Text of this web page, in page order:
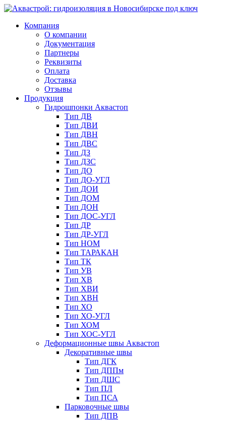
Компания
О компании
Документация
Партнеры
Реквизиты
Оплата
Доставка
Отзывы
Продукция
Гидрошпонки Аквастоп
Тип ДВ
Тип ДВИ
Тип ДВН
Тип ДВС
Тип ДЗ
Тип ДЗС
Тип ДО
Тип ДО-УГЛ
Тип ДОИ
Тип ДОМ
Тип ДОН
Тип ДОС-УГЛ
Тип ДР
Тип ДР-УГЛ
Тип НОМ
Тип ТАРАКАН
Тип ТК
Тип УВ
Тип ХВ
Тип ХВИ
Тип ХВН
Тип ХО
Тип ХО-УГЛ
Тип ХОМ
Тип ХОС-УГЛ
Деформационные швы Аквастоп
Декоративные швы
Тип ДГК
Тип ДППм
Тип ДШС
Тип ПЛ
Тип ПСА
Парковочные швы
Тип ДПВ